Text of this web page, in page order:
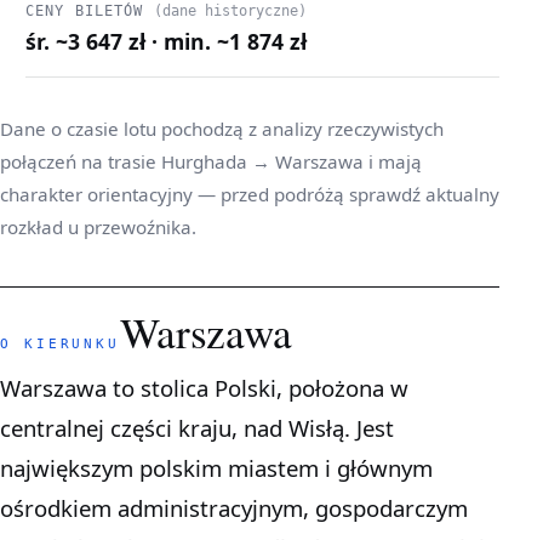
CENY BILETÓW (dane historyczne)
śr. ~3 647 zł · min. ~1 874 zł
Dane o czasie lotu pochodzą z analizy rzeczywistych
połączeń na trasie Hurghada → Warszawa i mają
charakter orientacyjny — przed podróżą sprawdź aktualny
rozkład u przewoźnika.
O KIERUNKU Warszawa
Warszawa to stolica Polski, położona w
centralnej części kraju, nad Wisłą. Jest
największym polskim miastem i głównym
ośrodkiem administracyjnym, gospodarczym